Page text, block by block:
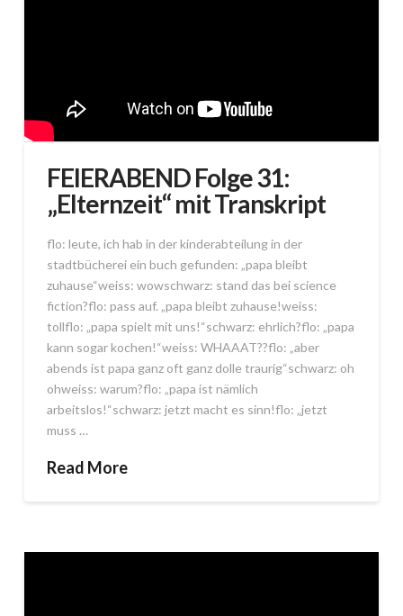
FEIERABEND Folge 31:
„Elternzeit“ mit Transkript
flo: leute, ich hab in der kinderabteilung in der
stadtbücherei ein buch gefunden: „papa bleibt
zuhause“weiss: wowschwarz: stand das bei science
fiction?flo: pass auf. „papa bleibt zuhause!weiss:
tollflo: „papa spielt mit uns!“schwarz: ehrlich?flo: „papa
kann sogar kochen!“weiss: WHAAAT??flo: „aber
abends ist papa ganz oft ganz dolle traurig“schwarz: oh
ohweiss: warum?flo: „papa ist nämlich
arbeitslos!“schwarz: jetzt macht es sinn!flo: „jetzt
muss …
Read More